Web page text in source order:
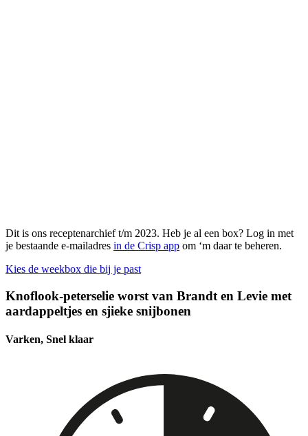
Dit is ons receptenarchief t/m 2023. Heb je al een box? Log in met
je bestaande e-mailadres in de Crisp app om ‘m daar te beheren.
Kies de weekbox die bij je past
Knoflook-peterselie worst van Brandt en Levie met
aardappeltjes en sjieke snijbonen
Varken, Snel klaar